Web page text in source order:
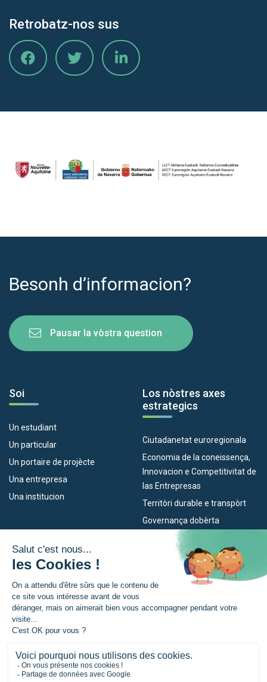
Retrobatz-nos sus
Besonh d’informacion?
Pausar la vòstra question
Soi
Un estudiant
Un particular
Un portaire de projècte
Una entrepresa
Una institucion
Los nòstres axes
estrategics
Ciutadanetat euroregionala
Economia de la coneissença,
Innovacion e Competitivitat de
las Entrepresas
Territòri durable e transpòrt
Governança dobèrta
Los nòstres dispositius
Empleo
Eskola Futura
TRANSFERMUGA-RREKIN
L’Euroregion
Qu’es l’Euroregion ?
Actualitats